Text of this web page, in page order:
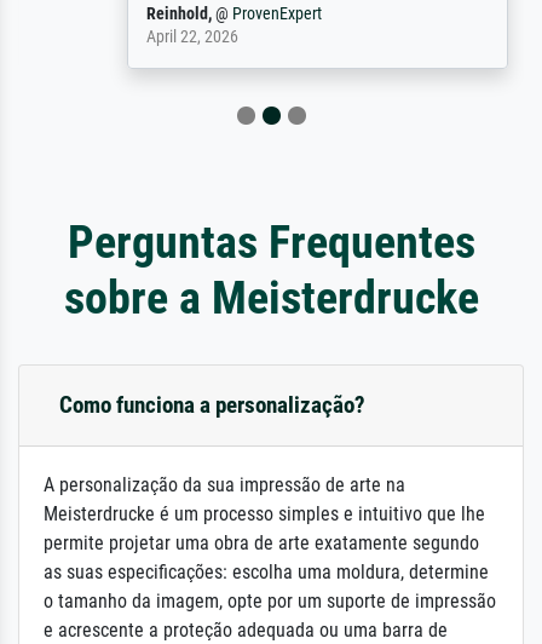
Reinhold,@ProvenExpert
April 22, 2026
Perguntas Frequentes
sobre a Meisterdrucke
Como funciona a personalização?
A personalização da sua impressão de arte na
Meisterdrucke é um processo simples e intuitivo que lhe
permite projetar uma obra de arte exatamente segundo
as suas especificações: escolha uma moldura, determine
o tamanho da imagem, opte por um suporte de impressão
e acrescente a proteção adequada ou uma barra de